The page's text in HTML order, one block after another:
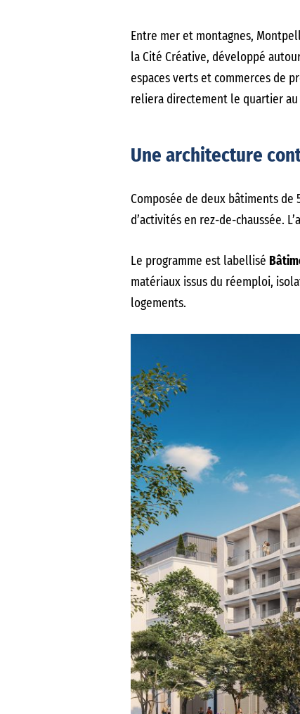
Entre mer et montagnes,
la Cité Créative, développé
espaces verts et commerces de
reliera directement le quartier
Une architecture
Composée de deux bâtiments de
d’activités en rez-de-chaussée.
Le programme est labellisé
matériaux issus du réemploi,
logements.